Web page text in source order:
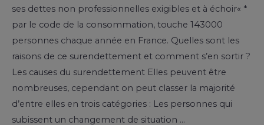
ses dettes non professionnelles exigibles et à échoir« *
par le code de la consommation, touche 143000
personnes chaque année en France. Quelles sont les
raisons de ce surendettement et comment s’en sortir ?
Les causes du surendettement Elles peuvent être
nombreuses, cependant on peut classer la majorité
d’entre elles en trois catégories : Les personnes qui
subissent un changement de situation …